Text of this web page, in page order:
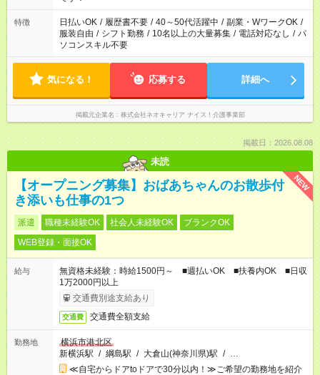
特徴 日払いOK / 履歴書不要 / 40～50代活躍中 / 副業・WワークOK /
服装自由 / シフト勤務 / 10名以上の大量募集 / 電話対応なし / パ
ソコンスキル不要
気になる！ 応募する 詳細へ
掲載元企業名 株式会社ネオキャリア ナイス！介護事業部
掲載日：2026.08.08
未読
NEW
【オープニング募集】おばあちゃんのお散歩付
き添いも仕事の1つ
派遣 職種未経験OK 社会人未経験OK
ブランクOK
WEB登録・面接OK
給与
無資格未経験：時給1500円～ ■週払いOK ■扶養内OK ■日収
1万2000円以上
交通費別途支給あり
交通費 交通費全額支給
勤務地
横浜市港北区
新横浜駅 / 綱島駅 / 大倉山(神奈川県)駅 / …
≪自宅からドアtoドアで30分以内！≫ご希望の勤務地を紹介